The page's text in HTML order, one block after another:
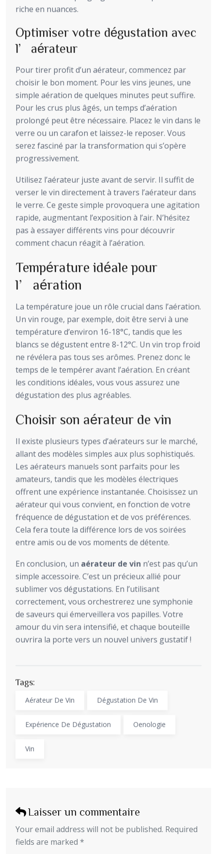
riche en nuances.
Optimiser votre dégustation avec
l’aérateur
Pour tirer profit d’un aérateur, commencez par
choisir le bon moment. Pour les vins jeunes, une
simple aération de quelques minutes peut suffire.
Pour les crus plus âgés, un temps d’aération
prolongé peut être nécessaire. Placez le vin dans le
verre ou un carafon et laissez-le reposer. Vous
serez fasciné par la transformation qui s’opère
progressivement.
Utilisez l’aérateur juste avant de servir. Il suffit de
verser le vin directement à travers l’aérateur dans
le verre. Ce geste simple provoquera une agitation
rapide, augmentant l’exposition à l’air. N’hésitez
pas à essayer différents vins pour découvrir
comment chacun réagit à l’aération.
Température idéale pour
l’aération
La température joue un rôle crucial dans l’aération.
Un vin rouge, par exemple, doit être servi à une
température d’environ 16-18°C, tandis que les
blancs se dégustent entre 8-12°C. Un vin trop froid
ne révélera pas tous ses arômes. Prenez donc le
temps de le tempérer avant l’aération. En créant
les conditions idéales, vous vous assurez une
dégustation des plus agréables.
Choisir son aérateur de vin
Il existe plusieurs types d’aérateurs sur le marché,
allant des modèles simples aux plus sophistiqués.
Les aérateurs manuels sont parfaits pour les
amateurs, tandis que les modèles électriques
offrent une expérience instantanée. Choisissez un
aérateur qui vous convient, en fonction de votre
fréquence de dégustation et de vos préférences.
Cela fera toute la différence lors de vos soirées
entre amis ou de vos moments de détente.
En conclusion, un aérateur de vin n’est pas qu’un
simple accessoire. C’est un précieux allié pour
sublimer vos dégustations. En l’utilisant
correctement, vous orchestrerez une symphonie
de saveurs qui émerveillera vos papilles. Votre
amour du vin sera intensifié, et chaque bouteille
ouvrira la porte vers un nouvel univers gustatif !
Tags:
Aérateur De Vin Dégustation De Vin
Expérience De Dégustation Oenologie
Vin
Laisser un commentaire
Your email address will not be published. Required
fields are marked *